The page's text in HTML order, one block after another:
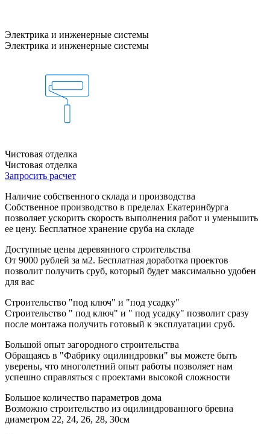
Электрика и инженерные системы
Электрика и инженерные системы
Чистовая отделка
Чистовая отделка
Запросить расчет
Наличие собственного склада и производства
Собственное производство в пределах Екатеринбурга
позволяет ускорить скорость выполнения работ и уменьшить
ее цену. Бесплатное хранение сруба на складе
Доступные цены деревянного строительства
От 9000 рублей за м2. Бесплатная доработка проектов
позволит получить сруб, который будет максимально удобен
для вас
Строительство "под ключ" и "под усадку"
Строительство " под ключ" и " под усадку" позволит сразу
после монтажа получить готовый к эксплуатации сруб.
Большой опыт загородного строительства
Обращаясь в "Фабрику оцилиндровки" вы можете быть
уверены, что многолетний опыт работы позволяет нам
успешно справляться с проектами высокой сложности
Большое количество параметров дома
Возможно строительство из оцилиндрованного бревна
диаметром 22, 24, 26, 28, 30см